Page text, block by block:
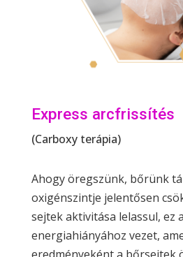
Express arcfrissítés
(Carboxy terápia)
Ahogy öregszünk, bőrünk
oxigénszintje jelentősen
sejtek aktivitása lelassul, ez
energiahiányához vezet,
eredményeként a bőrsejtek